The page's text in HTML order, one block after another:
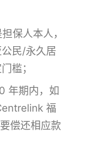
保人本人，
民/永久居
槛；
年期内，如
福
偿还相应款